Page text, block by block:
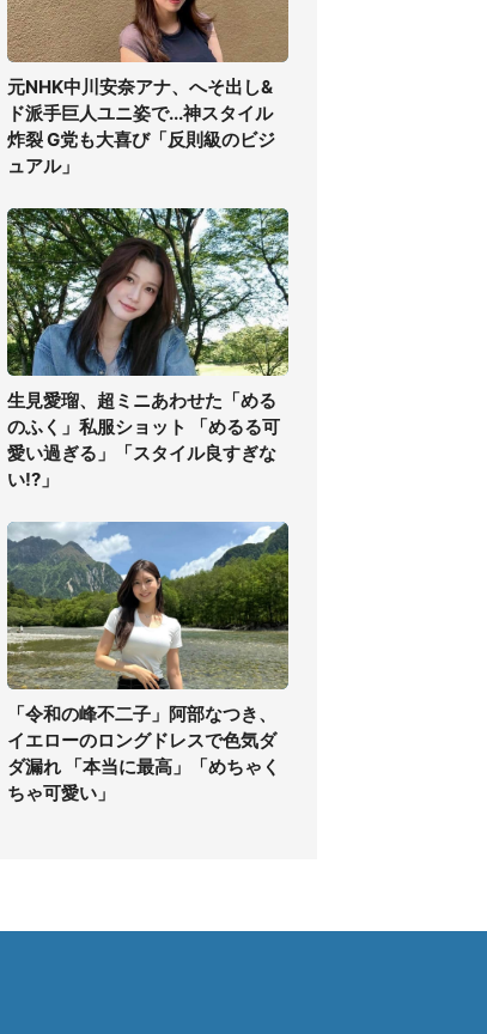
元NHK中川安奈アナ、へそ出し&
ド派手巨人ユニ姿で...神スタイル
炸裂 G党も大喜び「反則級のビジ
ュアル」
生見愛瑠、超ミニあわせた「める
のふく」私服ショット 「めるる可
愛い過ぎる」「スタイル良すぎな
い!?」
「令和の峰不二子」阿部なつき、
イエローのロングドレスで色気ダ
ダ漏れ 「本当に最高」「めちゃく
ちゃ可愛い」